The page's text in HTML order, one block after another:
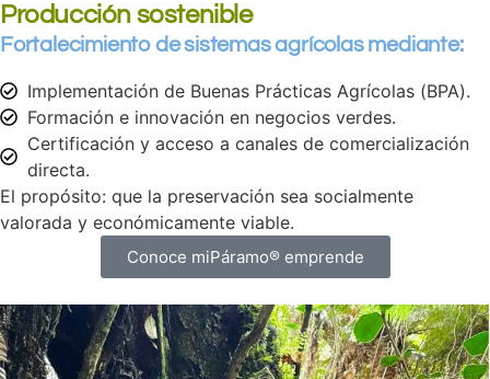
Producción sostenible
Fortalecimiento de sistemas agrícolas mediante:
Implementación de Buenas Prácticas Agrícolas (BPA).
Formación e innovación en negocios verdes.
Certificación y acceso a canales de comercialización
directa.
El propósito: que la preservación sea socialmente
valorada y económicamente viable.
Conoce miPáramo® emprende